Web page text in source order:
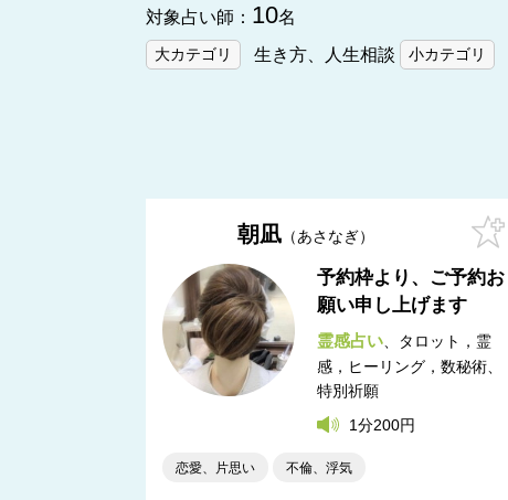
対象占い師： 10名
大カテゴリ 生き方、人生相談 小カテゴリ
朝凪 あさなぎ
予約枠より、ご予約お
願い申し上げます
霊感占い
タロット，霊
感，ヒーリング，数秘術
特別祈願
1分200円
恋愛、片思い 不倫、浮気